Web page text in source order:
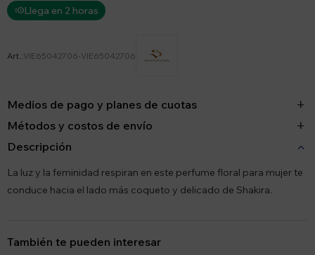
Llega en 2 horas
VIE65042706-VIE65042706
Medios de pago y planes de cuotas
Métodos y costos de envío
Descripción
La luz y la feminidad respiran en este perfume floral para mujer te
conduce hacia el lado más coqueto y delicado de Shakira.
También te pueden interesar